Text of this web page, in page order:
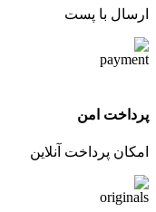
ارسال با پست
پرداخت امن
امکان پرداخت آنلاین